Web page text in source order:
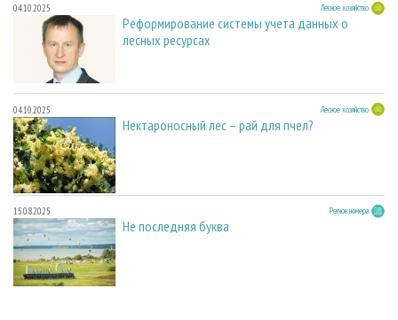
04.10.2025 Лесное хозяйство
Реформирование системы учета данных о
лесных ресурсах
04.10.2025 Лесное хозяйство
Нектароносный лес – рай для пчел?
15.08.2025 Регион номера
Не последняя буква